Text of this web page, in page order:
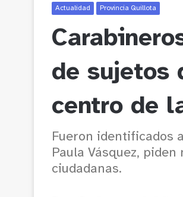
Actualidad Provincia Quillota
de sujetos
centro de
Fueron identificados
Paula Vásquez,
ciudadanas.